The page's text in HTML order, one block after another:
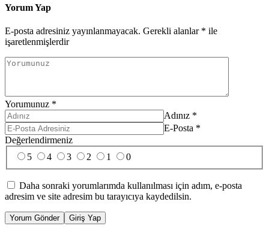
Yorum Yap
E-posta adresiniz yayınlanmayacak. Gerekli alanlar * ile
işaretlenmişlerdir
Yorumunuz *
Adınız *
E-Posta *
Değerlendirmeniz
5
4 3 2 1 0
Daha sonraki yorumlarımda kullanılması için adım, e-posta
adresim ve site adresim bu tarayıcıya kaydedilsin.
Yorum Gönder Giriş Yap